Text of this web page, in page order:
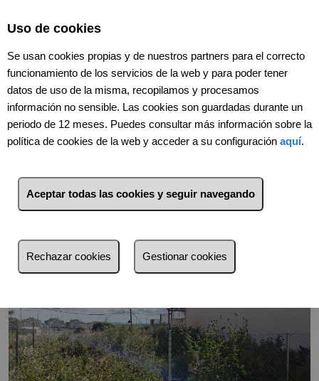
Volver
Uso de cookies
Se usan cookies propias y de nuestros partners para el correcto
funcionamiento de los servicios de la web y para poder tener
datos de uso de la misma, recopilamos y procesamos
información no sensible. Las cookies son guardadas durante un
periodo de 12 meses. Puedes consultar más información sobre la
política de cookies de la web y acceder a su configuración aquí.
Aceptar todas las cookies y seguir navegando
Rechazar cookies Gestionar cookies